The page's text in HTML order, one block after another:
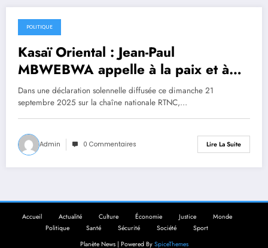
22 septembre 2025
POLITIQUE
Kasaï Oriental : Jean-Paul
MBWEBWA appelle à la paix et à
l’unité pour relancer le
développement de la province
Dans une déclaration solennelle diffusée ce dimanche 21
septembre 2025 sur la chaîne nationale RTNC,…
Admin 0 Commentaires Lire La Suite
Accueil Actualité Culture Économie Justice
Monde
Politique
Santé Sécurité Société
Sport
Planète News | Powered By SpiceThemes